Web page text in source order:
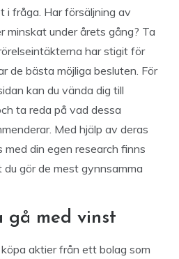
i fråga. Har försäljning av
minskat under årets gång? Ta
har stigit för
de bästa möjliga besluten. För
kan du vända dig till
ta reda på vad dessa
Med hjälp av deras
din egen research finns
gör de mest gynnsamma
gå med vinst
aktier från ett bolag som